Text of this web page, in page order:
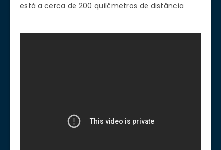
está a cerca de 200 quilômetros de distância.